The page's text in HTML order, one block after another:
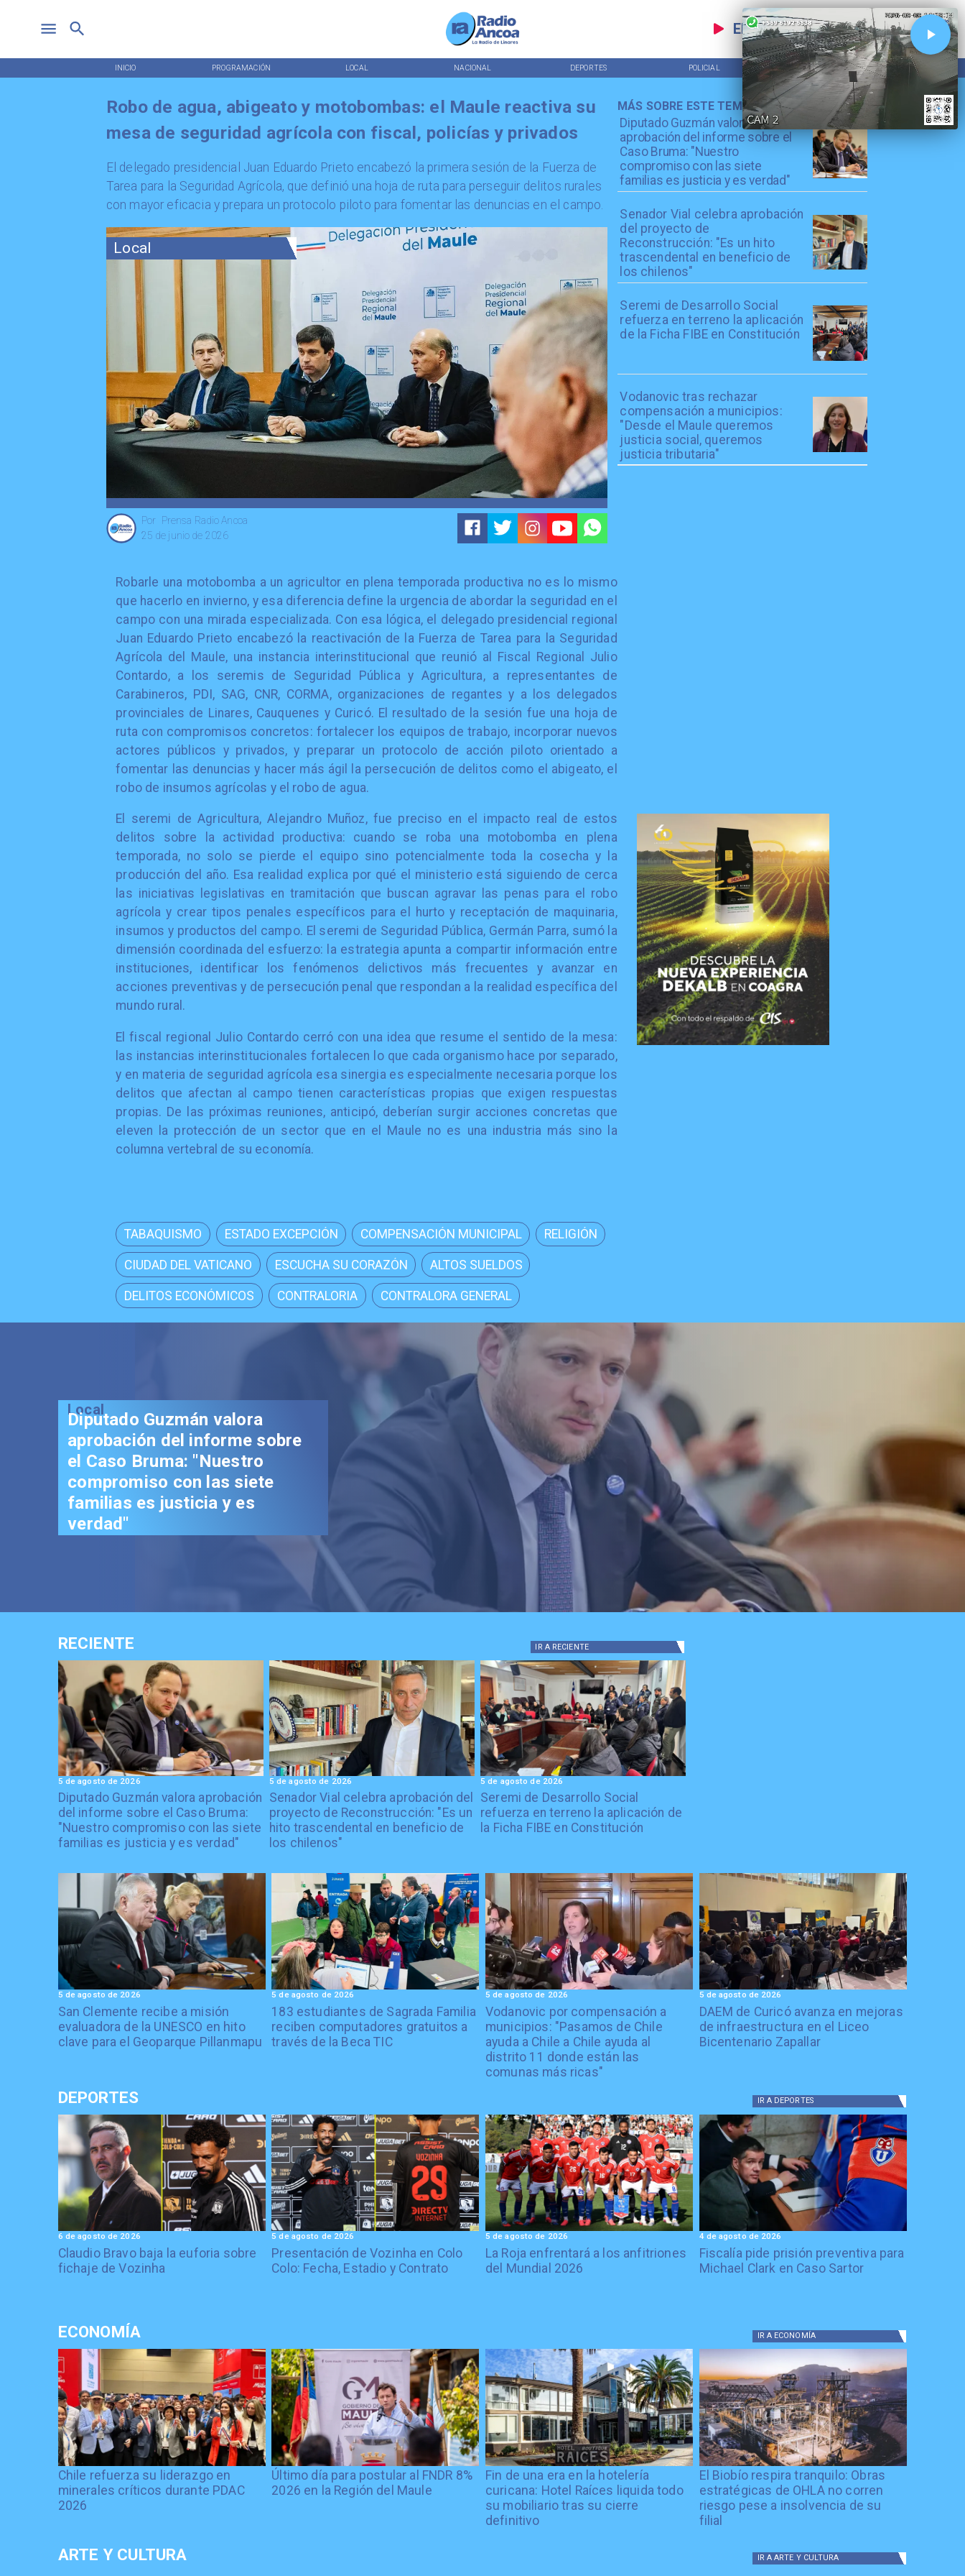
EN VIVO
INICIO PROGRAMACIÓN LOCAL NACIONAL DEPORTES POLICIAL TENDENCIAS
Local
Prensa Radio Ancoa
Por
25 de junio de 2026
Diputado Guzmán valora
aprobación del informe sobre el
Caso Bruma: "Nuestro
compromiso con las siete
familias es justicia y es verdad"
Senador Vial celebra aprobación
del proyecto de
Reconstrucción: "Es un hito
trascendental en beneficio de
los chilenos"
Seremi de Desarrollo Social
refuerza en terreno la aplicación
de la Ficha FIBE en Constitución
Vodanovic tras rechazar
compensación a municipios:
"Desde el Maule queremos
justicia social, queremos
justicia tributaria"
MÁS SOBRE ESTE TEMA
Robo de agua, abigeato y motobombas: el Maule reactiva su
mesa de seguridad agrícola con fiscal, policías y privados
​El delegado presidencial Juan Eduardo Prieto encabezó la primera sesión de la Fuerza de
Tarea para la Seguridad Agrícola, que definió una hoja de ruta para perseguir delitos rurales
con mayor eficacia y prepara un protocolo piloto para fomentar las denuncias en el campo.
Robarle una motobomba a un agricultor en plena temporada productiva no es lo mismo
que hacerlo en invierno, y esa diferencia define la urgencia de abordar la seguridad en el
campo con una mirada especializada. Con esa lógica, el delegado presidencial regional
Juan Eduardo Prieto encabezó la reactivación de la Fuerza de Tarea para la Seguridad
Agrícola del Maule, una instancia interinstitucional que reunió al Fiscal Regional Julio
Contardo, a los seremis de Seguridad Pública y Agricultura, a representantes de
Carabineros, PDI, SAG, CNR, CORMA, organizaciones de regantes y a los delegados
provinciales de Linares, Cauquenes y Curicó. El resultado de la sesión fue una hoja de
ruta con compromisos concretos: fortalecer los equipos de trabajo, incorporar nuevos
actores públicos y privados, y preparar un protocolo de acción piloto orientado a
fomentar las denuncias y hacer más ágil la persecución de delitos como el abigeato, el
robo de insumos agrícolas y el robo de agua.
El seremi de Agricultura, Alejandro Muñoz, fue preciso en el impacto real de estos
delitos sobre la actividad productiva: cuando se roba una motobomba en plena
temporada, no solo se pierde el equipo sino potencialmente toda la cosecha y la
producción del año. Esa realidad explica por qué el ministerio está siguiendo de cerca
las iniciativas legislativas en tramitación que buscan agravar las penas para el robo
agrícola y crear tipos penales específicos para el hurto y receptación de maquinaria,
insumos y productos del campo. El seremi de Seguridad Pública, Germán Parra, sumó la
dimensión coordinada del esfuerzo: la estrategia apunta a compartir información entre
instituciones, identificar los fenómenos delictivos más frecuentes y avanzar en
acciones preventivas y de persecución penal que respondan a la realidad específica del
mundo rural.
El fiscal regional Julio Contardo cerró con una idea que resume el sentido de la mesa:
las instancias interinstitucionales fortalecen lo que cada organismo hace por separado,
y en materia de seguridad agrícola esa sinergia es especialmente necesaria porque los
delitos que afectan al campo tienen características propias que exigen respuestas
propias. De las próximas reuniones, anticipó, deberían surgir acciones concretas que
eleven la protección de un sector que en el Maule no es una industria más sino la
columna vertebral de su economía.
TABAQUISMO ESTADO EXCEPCIÓN COMPENSACIÓN MUNICIPAL RELIGIÓN
CIUDAD DEL VATICANO ESCUCHA SU CORAZÓN ALTOS SUELDOS
DELITOS ECONÓMICOS CONTRALORIA CONTRALORA GENERAL
Local
Diputado Guzmán valora
aprobación del informe sobre
el Caso Bruma: "Nuestro
compromiso con las siete
familias es justicia y es
verdad"
RECIENTE IR A RECIENTE
Diputado Guzmán valora aprobación
del informe sobre el Caso Bruma:
"Nuestro compromiso con las siete
familias es justicia y es verdad"
5 de agosto de 2026
Senador Vial celebra aprobación del
proyecto de Reconstrucción: "Es un
hito trascendental en beneficio de
los chilenos"
5 de agosto de 2026
Seremi de Desarrollo Social
refuerza en terreno la aplicación de
la Ficha FIBE en Constitución
5 de agosto de 2026
San Clemente recibe a misión
evaluadora de la UNESCO en hito
clave para el Geoparque Pillanmapu
5 de agosto de 2026
183 estudiantes de Sagrada Familia
reciben computadores gratuitos a
través de la Beca TIC
5 de agosto de 2026
Vodanovic por compensación a
municipios: "Pasamos de Chile
ayuda a Chile a Chile ayuda al
distrito 11 donde están las
comunas más ricas"
5 de agosto de 2026
DAEM de Curicó avanza en mejoras
de infraestructura en el Liceo
Bicentenario Zapallar
5 de agosto de 2026
DEPORTES IR A DEPORTES
Claudio Bravo baja la euforia sobre
fichaje de Vozinha
6 de agosto de 2026
Presentación de Vozinha en Colo
Colo: Fecha, Estadio y Contrato
5 de agosto de 2026
La Roja enfrentará a los anfitriones
del Mundial 2026
5 de agosto de 2026
Fiscalía pide prisión preventiva para
Michael Clark en Caso Sartor
4 de agosto de 2026
ECONOMÍA IR A ECONOMÍA
Chile refuerza su liderazgo en
minerales críticos durante PDAC
2026
Último día para postular al FNDR 8%
2026 en la Región del Maule
Fin de una era en la hotelería
curicana: Hotel Raíces liquida todo
su mobiliario tras su cierre
definitivo
El Biobío respira tranquilo: Obras
estratégicas de OHLA no corren
riesgo pese a insolvencia de su
filial
ARTE Y CULTURA IR A ARTE Y CULTURA